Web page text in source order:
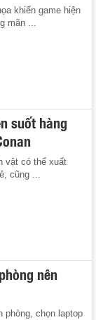
khiến game hiện
mãn ...
suốt hàng
vật có thể xuất
cũng ...
nên
chọn laptop